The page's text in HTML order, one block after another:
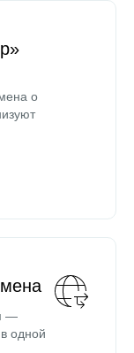
о
—
одной